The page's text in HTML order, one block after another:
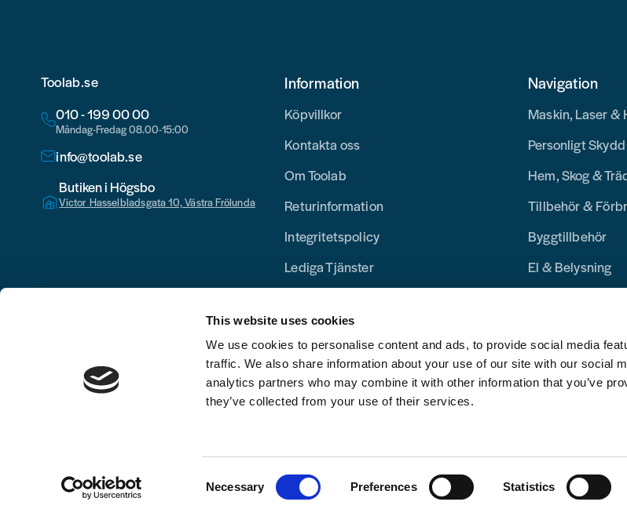
This website uses cookies
We use cookies to personalise content and ads, to provide social media
traffic. We also share information about your use of our site with our social
analytics partners who may combine it with other information that you’ve
they’ve collected from your use of their services.
Necessary Preferences Statistics
Toolab.se
010 - 199 00 00
Måndag-Fredag 08.00-15:00
info@toolab.se
Butiken i Högsbo
Victor Hasselbladsgata 10, Västra Frölunda
Information
Köpvillkor
Kontakta oss
Om Toolab
Returinformation
Integritetspolicy
Lediga Tjänster
Navigation
Maskin, Laser &
Personligt
Hem, Skog &
Tillbehör &
Byggtillbehör
El & Belysning